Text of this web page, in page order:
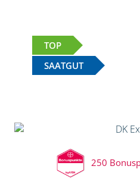
TOP
SAATGUT
250